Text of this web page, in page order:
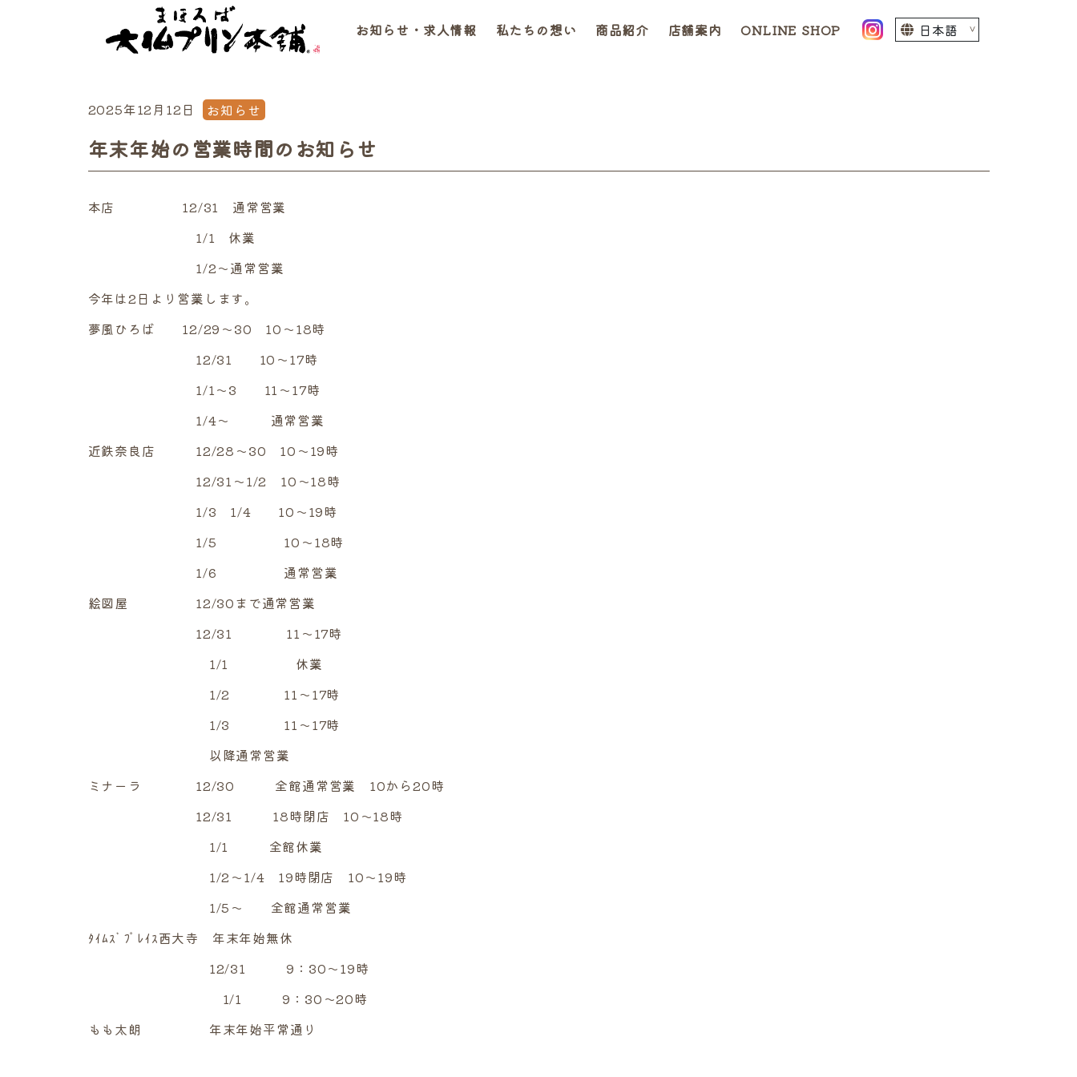
お知らせ・求人情報 私たちの想い 商品紹介 店舗案内 ONLINE SHOP
2025年12月12日 お知らせ
年末年始の営業時間のお知らせ
本店 12/31 通常営業
1/1 休業
1/2～通常営業
今年は2日より営業します。
夢風ひろば 12/29～30 10～18時
12/31 10～17時
1/1～3 11～17時
1/4～ 通常営業
近鉄奈良店 12/28～30 10～19時
12/31～1/2 10～18時
1/3 1/4 10～19時
1/5 10～18時
1/6 通常営業
絵図屋 12/30まで通常営業
12/31 11～17時
1/1 休業
1/2 11～17時
1/3 11～17時
以降通常営業
ミナーラ 12/30 全館通常営業 10から20時
12/31 18時閉店 10～18時
1/1 全館休業
1/2～1/4 19時閉店 10～19時
1/5～ 全館通常営業
ﾀｲﾑｽﾞﾌﾟﾚｲｽ西大寺 年末年始無休
12/31 9：30～19時
1/1 9：30～20時
もも太朗 年末年始平常通り